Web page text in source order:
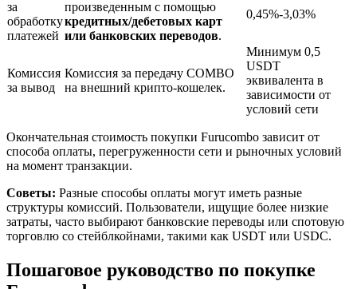
Кредиты
Сервис заимствований, обеспеченных криптовалютой
Авто Инвест
Получите долгосрочную прибыль и гибкие проценты
за
обработку
платежей
произведенным с помощью
кредитных/дебетовых карт
или банковских переводов.
0,45%-3,03%
Комиссия
за вывод
Комиссия за передачу COMBO
на внешний крипто-кошелек.
Минимум 0,5
USDT
эквивалента в
зависимости от
условий сети
Окончательная стоимость покупки Furucombo зависит от
способа оплаты, перегруженности сети и рыночных условий
на момент транзакции.
Советы: Разные способы оплаты могут иметь разные
структуры комиссий. Пользователи, ищущие более низкие
затраты, часто выбирают банковские переводы или спотовую
торговлю со стейблкойнами, такими как USDT или USDC.
Пошаговое руководство по покупке